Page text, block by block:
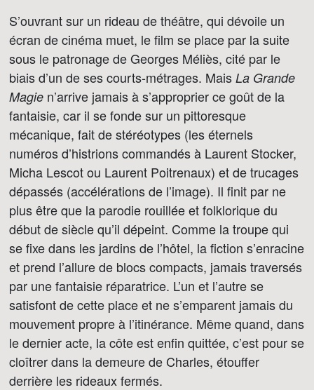
S’ouvrant sur un rideau de théâtre, qui dévoile un
écran de cinéma muet, le film se place par la suite
sous le patronage de Georges Méliès, cité par le
biais d’un de ses courts-métrages. Mais La Grande
Magie n’arrive jamais à s’approprier ce goût de la
fantaisie, car il se fonde sur un pittoresque
mécanique, fait de stéréotypes (les éternels
numéros d’histrions commandés à Laurent Stocker,
Micha Lescot ou Laurent Poitrenaux) et de trucages
dépassés (accélérations de l’image). Il finit par ne
plus être que la parodie rouillée et folklorique du
début de siècle qu’il dépeint. Comme la troupe qui
se fixe dans les jardins de l’hôtel, la fiction s’enracine
et prend l’allure de blocs compacts, jamais traversés
par une fantaisie réparatrice. L’un et l’autre se
satisfont de cette place et ne s’emparent jamais du
mouvement propre à l’itinérance. Même quand, dans
le dernier acte, la côte est enfin quittée, c’est pour se
cloîtrer dans la demeure de Charles, étouffer
derrière les rideaux fermés.